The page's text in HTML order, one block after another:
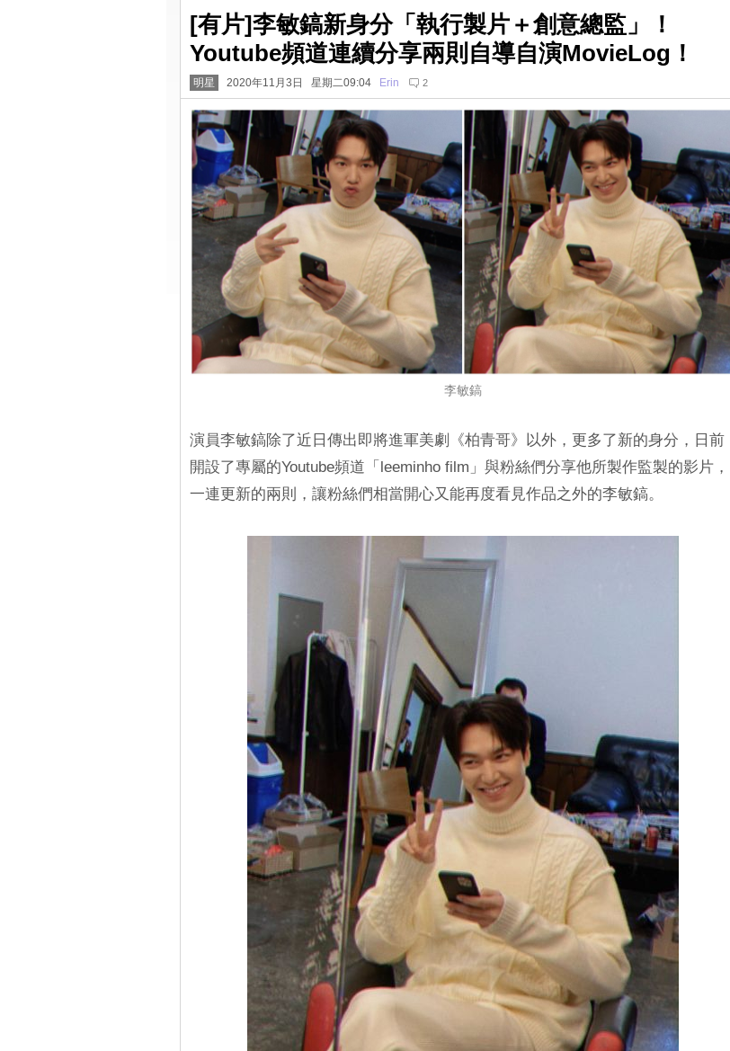
[有片]李敏鎬新身分「執行製片＋創意總監」！
Youtube頻道連續分享兩則自導自演MovieLog！
明星 2020年11月3日 星期二09:04 Erin 2
李敏鎬
演員李敏鎬除了近日傳出即將進軍美劇《柏青哥》以外，更多了新的身分，日前
開設了專屬的Youtube頻道「leeminho film」與粉絲們分享他所製作監製的影片，
一連更新的兩則，讓粉絲們相當開心又能再度看見作品之外的李敏鎬。